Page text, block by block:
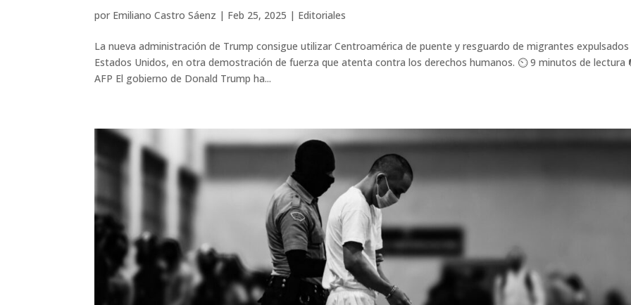
por Emiliano Castro Sáenz | Feb 25, 2025 | Editoriales
La nueva administración de Trump consigue utilizar Centroamérica de puente y resguardo de migrantes
Estados Unidos, en otra demostración de fuerza que atenta contra los derechos humanos. ⏲️ 9 minutos de lectura
AFP El gobierno de Donald Trump ha...